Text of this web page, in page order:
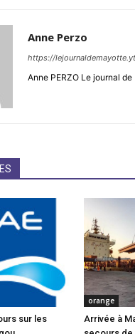
Anne Perzo
https://lejournaldemayotte.yt
Anne PERZO Le journal
sur les
orange
Arrivée à